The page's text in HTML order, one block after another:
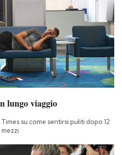
lungo viaggio
su come sentirsi puliti dopo 12